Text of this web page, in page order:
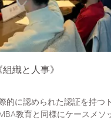
織と人事》
的に認められた認証を持つ
教育と同様にケースメソ